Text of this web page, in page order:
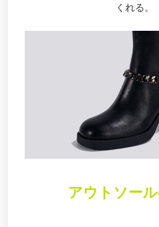
くれる。
アウトソー